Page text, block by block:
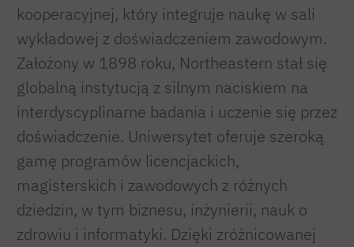
kooperacyjnej, który integruje naukę w sali
wykładowej z doświadczeniem zawodowym.
Założony w 1898 roku, Northeastern stał się
globalną instytucją z silnym naciskiem na
interdyscyplinarne badania i uczenie się przez
doświadczenie. Uniwersytet oferuje szeroką
gamę programów licencjackich,
magisterskich i zawodowych z różnych
dziedzin, w tym biznesu, inżynierii, nauk o
zdrowiu i informatyki. Dzięki zróżnicowanej